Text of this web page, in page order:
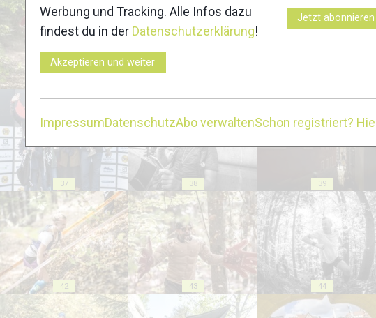
37 38 39
42 43 44
Werbung und Tracking. Alle Infos dazu
findest du in der Datenschutzerklärung!
Akzeptieren und weiter
Jetzt abonnieren
ImpressumDatenschutzAbo verwaltenSchon registriert?